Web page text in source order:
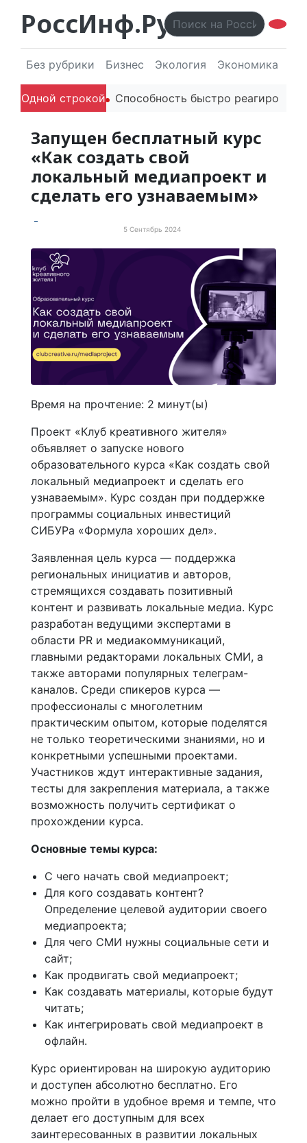
РоссИнф.Ру
Без рубрики Бизнес Экология Экономика
Одной строкой
в речи Способность быстро реагировать через
Запущен бесплатный курс
«Как создать свой
локальный медиапроект и
сделать его узнаваемым»
5 Сентябрь 2024
Время на прочтение: 2 минут(ы)
Проект «Клуб креативного жителя»
объявляет о запуске нового
образовательного курса «Как создать свой
локальный медиапроект и сделать его
узнаваемым». Курс создан при поддержке
программы социальных инвестиций
СИБУРа «Формула хороших дел».
Заявленная цель курса — поддержка
региональных инициатив и авторов,
стремящихся создавать позитивный
контент и развивать локальные медиа. Курс
разработан ведущими экспертами в
области PR и медиакоммуникаций,
главными редакторами локальных СМИ, а
также авторами популярных телеграм-
каналов. Среди спикеров курса —
профессионалы с многолетним
практическим опытом, которые поделятся
не только теоретическими знаниями, но и
конкретными успешными проектами.
Участников ждут интерактивные задания,
тесты для закрепления материала, а также
возможность получить сертификат о
прохождении курса.
Основные темы курса:
С чего начать свой медиапроект;
Для кого создавать контент?
Определение целевой аудитории своего
медиапроекта;
Для чего СМИ нужны социальные сети и
сайт;
Как продвигать свой медиапроект;
Как создавать материалы, которые будут
читать;
Как интегрировать свой медиапроект в
офлайн.
Курс ориентирован на широкую аудиторию
и доступен абсолютно бесплатно. Его
можно пройти в удобное время и темпе, что
делает его доступным для всех
заинтересованных в развитии локальных